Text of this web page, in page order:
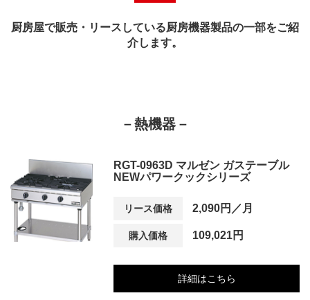
厨房屋で販売・リースしている厨房機器製品の一部をご紹
介します。
－熱機器－
RGT-0963D マルゼン ガステーブル
NEWパワークックシリーズ
リース価格 2,090円／月
購入価格 109,021円
詳細はこちら